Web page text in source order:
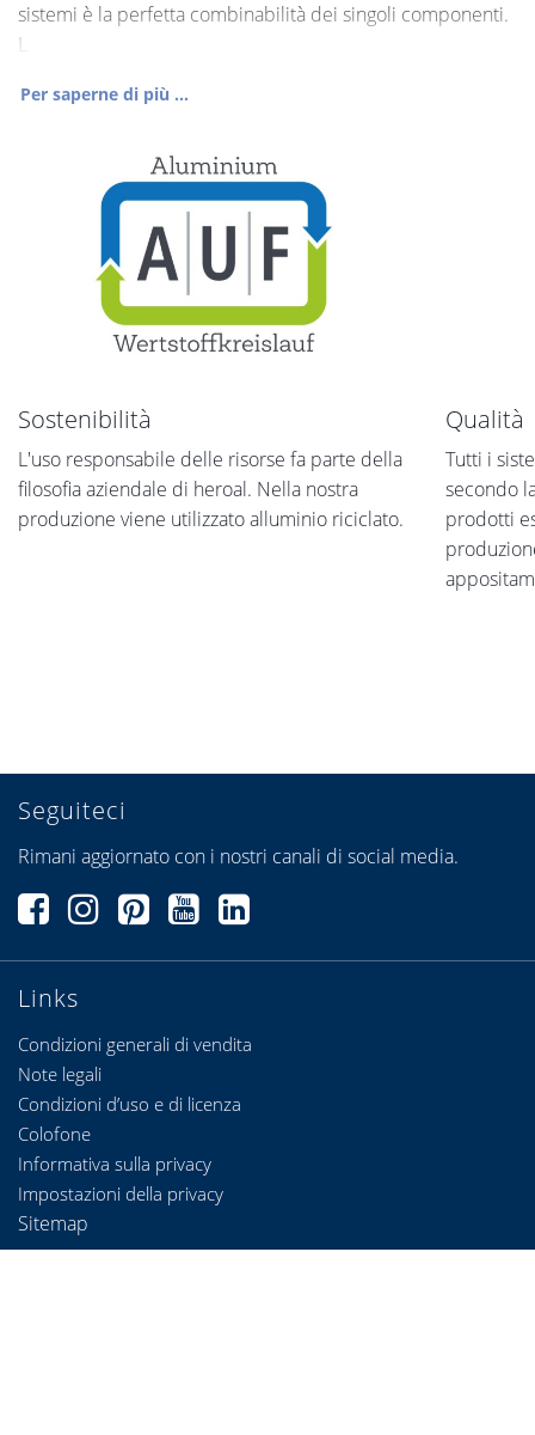
sistemi è la perfetta combinabilità dei singoli componenti.
L
Per saperne di più ...
Sostenibilità
L'uso responsabile delle risorse fa parte della
filosofia aziendale di heroal. Nella nostra
produzione viene utilizzato alluminio riciclato.
Qualità
Tutti i
secondo
prodotti
Links
Condizioni generali di vendita
Note legali
Condizioni d’uso e di licenza
Seguiteci
Rimani aggiornato con i nostri canali di social media.
Colofone
Informativa sulla privacy
Impostazioni della privacy
Sitemap